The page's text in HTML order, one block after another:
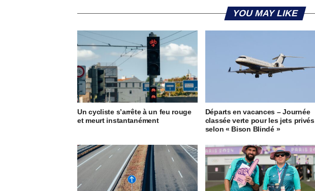
YOU MAY LIKE
Un cycliste s’arrête à un feu rouge
et meurt instantanément
Départs en vacances – Journée
classée verte pour les jets privés
selon « Bison Blindé »